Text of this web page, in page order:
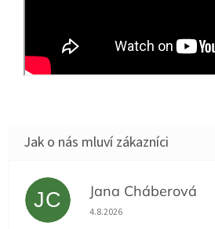
JC Jana Cháberová
Hodnocení obchodu je 5 z
4.8.2026